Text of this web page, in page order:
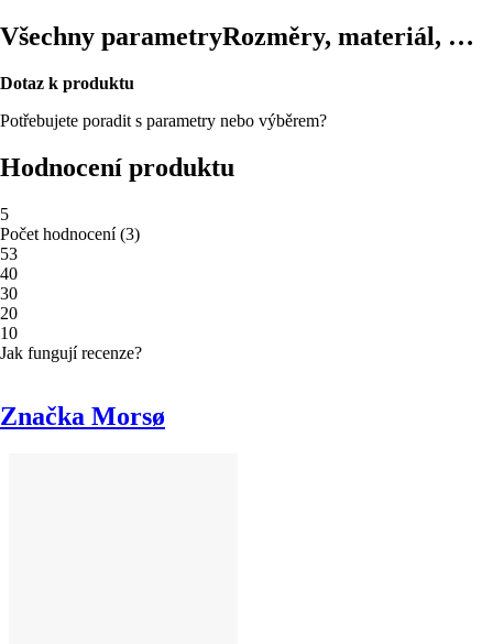
Všechny parametryRozměry, materiál, …
Dotaz k produktu
Potřebujete poradit s parametry nebo výběrem?
Hodnocení produktu
5
Počet hodnocení(3)
53
40
30
20
10
Jak fungují recenze?
Značka Morsø